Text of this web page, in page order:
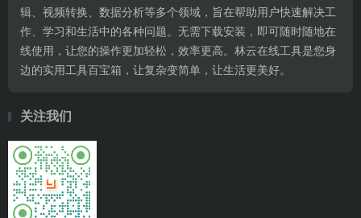
辑、视频转换、数据分析等多个领域，旨在帮助用户快速解决工
作、学习和生活中的各种问题。无需下载安装，即可随时随地在
线使用，让您的操作更加轻松，效率更高。林云在线工具是您身
边的实用工具百宝箱，让复杂变简单，让生活更美好。
关注我们